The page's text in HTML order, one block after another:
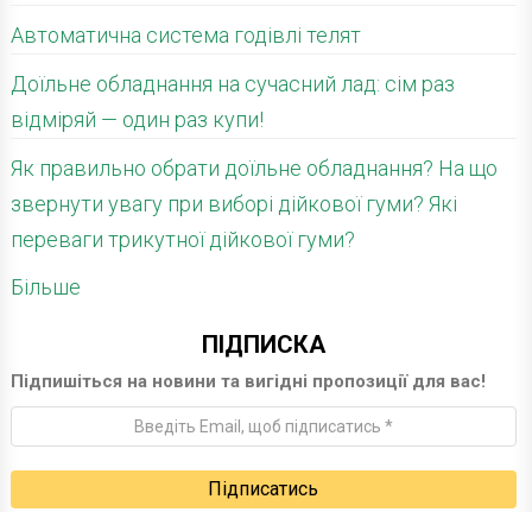
Автоматична система годівлі телят
Доїльне обладнання на сучасний лад: сім раз
відміряй — один раз купи!
Як правильно обрати доїльне обладнання? На що
звернути увагу при виборі дійкової гуми? Які
переваги трикутної дійкової гуми?
Більше
ПІДПИСКА
Підпишіться на новини та вигідні пропозиції для вас!